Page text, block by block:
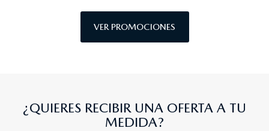
VER PROMOCIONES
¿QUIERES RECIBIR UNA OFERTA A TU
MEDIDA?